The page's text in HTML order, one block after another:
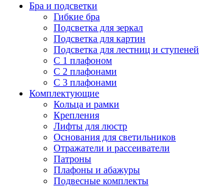
Бра и подсветки
Гибкие бра
Подсветка для зеркал
Подсветка для картин
Подсветка для лестниц и ступеней
С 1 плафоном
С 2 плафонами
С 3 плафонами
Комплектующие
Кольца и рамки
Крепления
Лифты для люстр
Основания для светильников
Отражатели и рассеиватели
Патроны
Плафоны и абажуры
Подвесные комплекты